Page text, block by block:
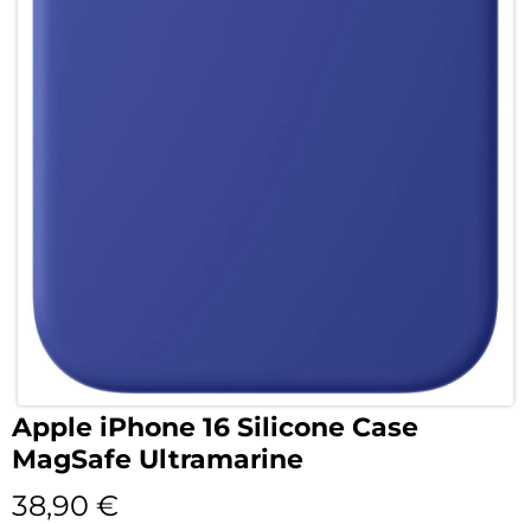
Apple iPhone 16 Silicone Case
MagSafe Ultramarine
38,90 €